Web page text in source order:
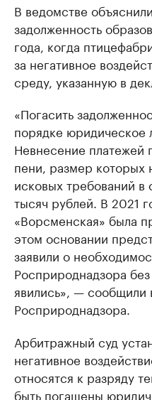
В ведомстве
задолженность
года, когда
за негативное
среду, указанную в
«Погасить
порядке юридическое
Невнесение платежей
пени, размер которых
исковых требований в
тысяч рублей. В 2021
«Ворсменская» была
этом основании
заявили о
Росприроднадзора
явились», — сообщили
Росприроднадзора.
Арбитражный суд
негативное
относятся к разряду
быть погашены